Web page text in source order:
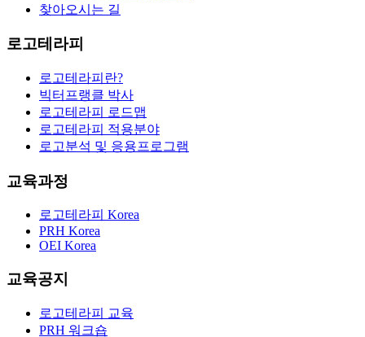
찾아오시는 길
로고테라피
로고테라피란?
빅터프랭클 박사
로고테라피 로드맵
로고테라피 적용분야
로고분석 및 응용프로그램
교육과정
로고테라피 Korea
PRH Korea
OEI Korea
교육공지
로고테라피 교육
PRH 워크숍